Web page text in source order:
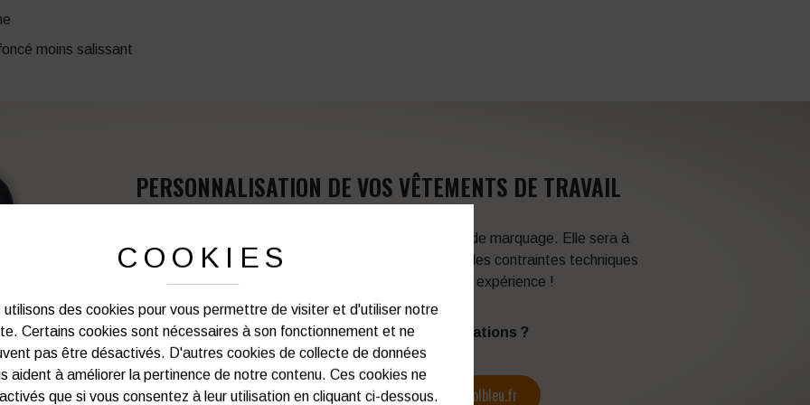
moins salissant
PERSONNALISATION DE VOS VÊTEMENTS DE TRAVAIL
Notre graphiste connait les produits et les techniques de marquage. Elle sera à
votre service afin d’optimiser votre support en fonction des contraintes techniques
et de vos besoins d’image. Profitez de son expérience !
Vous souhaitez avoir plus d’informations ?
03 27 28 87 86 contact@colbleu.fr
COOKIES
utilisons des cookies pour vous permettre de visiter et d'utiliser notre
Certains cookies sont nécessaires à son fonctionnement et ne
pas être désactivés. D'autres cookies de collecte de données
aident à améliorer la pertinence de notre contenu. Ces cookies ne
que si vous consentez à leur utilisation en cliquant ci-dessous.